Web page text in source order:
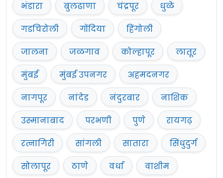
भंडारा
बुलढाणा चंद्रपूर
धुळे
गडचिरोली
गोंदिया
हिंगोली
जालना
जळगाव कोल्हापूर
लातूर
मुंबई
मुंबई उपनगर
अहमदनगर
नागपूर
नांदेड नंदुरबार
नाशिक
उस्मानाबाद
परभणी पुणे
रायगढ़
रत्नागिरी
सांगली सातारा
सिंधुदुर्ग
सोलापूर
ठाणे वर्धा
वाशीम